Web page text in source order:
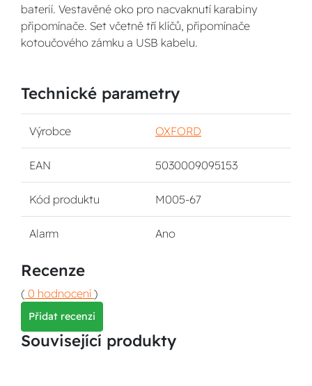
baterií. Vestavěné oko pro nacvaknutí karabiny
připomínače. Set včetně tří klíčů, připomínače
kotoučového zámku a USB kabelu.
Technické parametry
Výrobce OXFORD
EAN 5030009095153
Kód produktu M005-67
Alarm Ano
Recenze
( 0 hodnocení )
Přidat recenzi
Související produkty